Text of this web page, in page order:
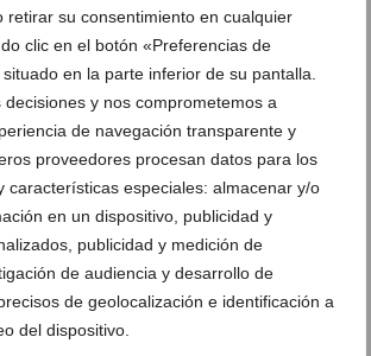
retirar su consentimiento en cualquier
clic en el botón «Preferencias de
en la parte inferior de su pantalla.
decisiones y nos comprometemos a
de navegación transparente y
proveedores procesan datos para los
características especiales: almacenar y/o
en un dispositivo, publicidad y
publicidad y medición de
de audiencia y desarrollo de
de geolocalización e identificación a
del dispositivo.
celebra su 25 aniversario el